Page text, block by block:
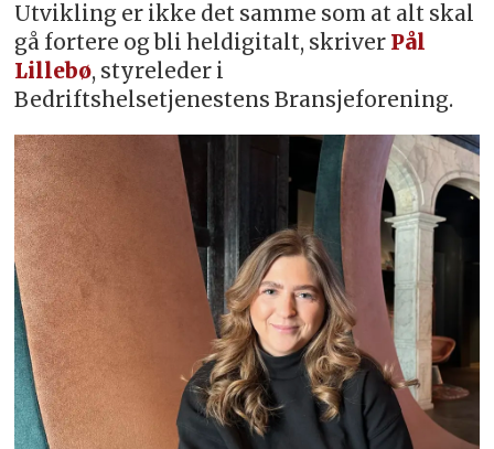
Utvikling er ikke det samme som at alt skal
gå fortere og bli heldigitalt, skriver Pål
Lillebø, styreleder i
Bedriftshelsetjenestens Bransjeforening.